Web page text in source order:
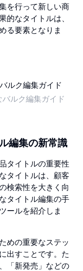
を行って新しい商
的なタイトルは、
る要素となりま
ルク編集ガイド
編集の新常識
タイトルの重要性
タイトルは、顧客
検索性を大きく向
タイトル編集の手
ールを紹介しま
めの重要なステッ
出すことです。た
「新発売」などの